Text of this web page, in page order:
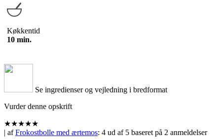
Køkkentid
10 min.
Se ingredienser og vejledning i bredformat
Vurder denne opskrift
★★★★★
| afFrokostbolle med ærtemos: 4 ud af 5 baseret på 2 anmeldelser